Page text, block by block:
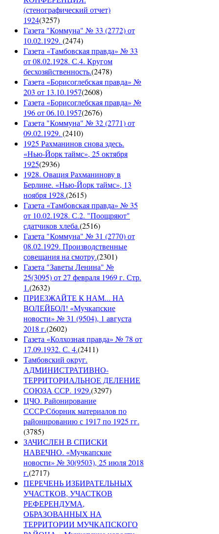
(стенографический отчет)
1924(3257)
Газета "Коммуна" № 33 (2772) от
10.02.1929. (2474)
Газета «Тамбовская правда» № 33
от 08.02.1928. С.4. Кругом
бесхозяйственность.(2478)
Газета «Борисоглебская правда» №
203 от 13.10.1957(2608)
Газета «Борисоглебская правда» №
196 от 06.10.1957(2676)
Газета "Коммуна" № 32 (2771) от
09.02.1929. (2410)
1925 Рахманинов снова здесь.
«Нью-Йорк таймс», 25 октября
1925(2936)
1928. Овация Рахманинову в
Берлине. «Нью-Йорк таймс», 13
ноября 1928.(2615)
Газета «Тамбовская правда» № 35
от 10.02.1928. С.2. "Поощряют"
сдатчиков хлеба.(2516)
Газета "Коммуна" № 31 (2770) от
08.02.1929. Производственные
совещания на смотру.(2301)
Газета "Заветы Ленина" №
25(3095) от 27 февраля 1969 г. Стр.
1.(2632)
ПРИЕЗЖАЙТЕ К НАМ... НА
ВОЛЕЙБОЛ! «Мучкапские
новости» № 31 (9504), 1 августа
2018 г.(2602)
Газета «Колхозная правда» № 78 от
17.09.1932. С. 4.(2411)
Тамбовский округ.
АДМИНИСТРАТИВНО-
ТЕРРИТОРИАЛЬНОЕ ДЕЛЕНИЕ
СОЮЗА ССР. 1929.(3297)
ЦЧО. Районирование
СССР:Сборник материалов по
районированию с 1917 по 1925 гг.
(3785)
ЗАЧИСЛЕН В СПИСКИ
НАВЕЧНО. «Мучкапские
новости» № 30(9503), 25 июля 2018
г.(2717)
ПЕРЕЧЕНЬ ИЗБИРАТЕЛЬНЫХ
УЧАСТКОВ, УЧАСТКОВ
РЕФЕРЕНДУМА,
ОБРАЗОВАННЫХ НА
ТЕРРИТОРИИ МУЧКАПСКОГО